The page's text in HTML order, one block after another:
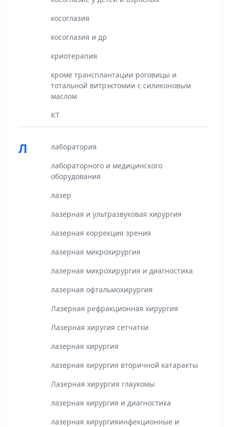
косоглазия
косоглазия и др
криотерапия
кроме трансплантации роговицы и
тотальной витрэктомии с силиконовым
маслом
КТ
Л
лаборатория
лабораторного и медицинского
оборудования
лазер
лазерная и ультразвуковая хирургия
лазерная коррекция зрения
лазерная микрохирургия
лазерная микрохирургия и диагностика
лазерная офтальмохирургия
Лазерная рефракционная хирургия
Лазерная хиругия сетчатки
лазерная хирургия
лазерная хирургия вторичной катаракты
Лазерная хирургия глаукомы
лазерная хирургия и диагностика
лазерная хирургияинфекционные и